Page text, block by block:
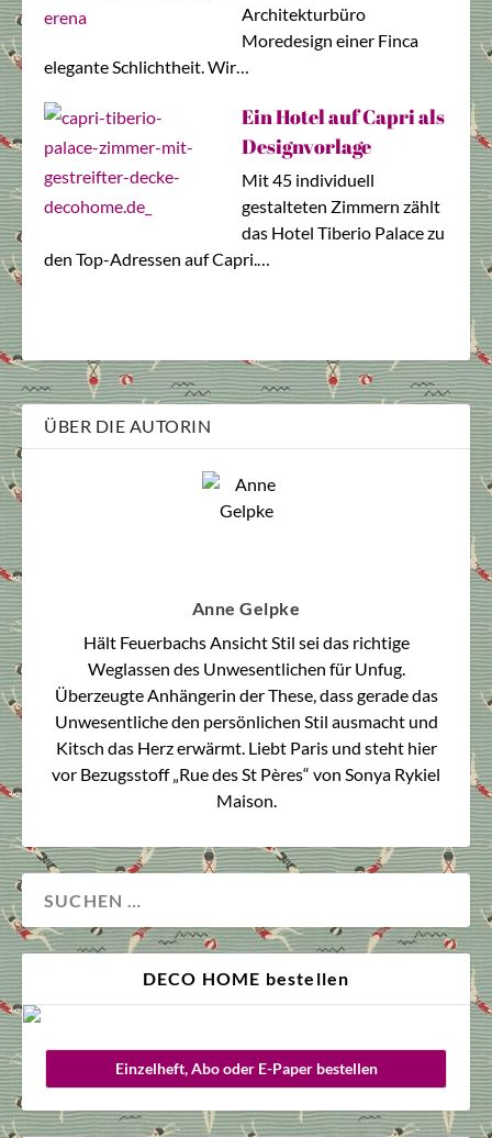
Architekturbüro
Moredesign einer Finca
elegante Schlichtheit. Wir…
Ein Hotel auf Capri als
Designvorlage
Mit 45 individuell
gestalteten Zimmern zählt
das Hotel Tiberio Palace zu
den Top-Adressen auf Capri.…
ÜBER DIE AUTORIN
Anne Gelpke
Hält Feuerbachs Ansicht Stil sei das richtige
Weglassen des Unwesentlichen für Unfug.
Überzeugte Anhängerin der These, dass gerade das
Unwesentliche den persönlichen Stil ausmacht und
Kitsch das Herz erwärmt. Liebt Paris und steht hier
vor Bezugsstoff „Rue des St Pères“ von Sonya Rykiel
Maison.
DECO HOME bestellen
Einzelheft, Abo oder E-Paper bestellen